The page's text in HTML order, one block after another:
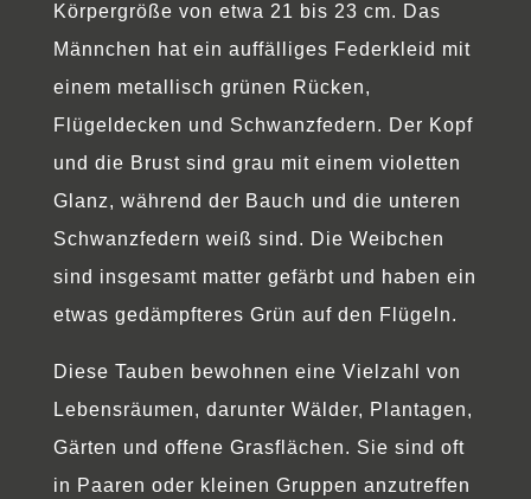
Körpergröße von etwa 21 bis 23 cm. Das
Männchen hat ein auffälliges Federkleid mit
einem metallisch grünen Rücken,
Flügeldecken und Schwanzfedern. Der Kopf
und die Brust sind grau mit einem violetten
Glanz, während der Bauch und die unteren
Schwanzfedern weiß sind. Die Weibchen
sind insgesamt matter gefärbt und haben ein
etwas gedämpfteres Grün auf den Flügeln.
Diese Tauben bewohnen eine Vielzahl von
Lebensräumen, darunter Wälder, Plantagen,
Gärten und offene Grasflächen. Sie sind oft
in Paaren oder kleinen Gruppen anzutreffen